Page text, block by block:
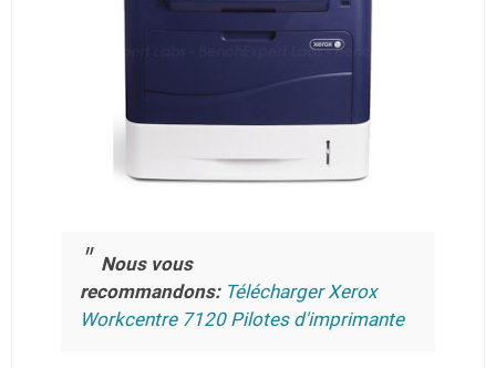
Nous vous
recommandons: Télécharger Xerox
Workcentre 7120 Pilotes d'imprimante